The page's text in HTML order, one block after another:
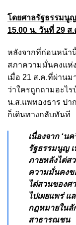
โดยศาลรัฐธรรมนู
15.00 น. วันที่ 29 ส
หลังจากที่ก่อนหน้า
สภาความมั่นคงแห่
เมื่อ 21 ส.ค.ที่ผ่าน
ว่าใครถูกถามอะไร
น.ส.แพทองธาร ปา
ก็เดินทางกลับทันที
เนื่องจาก ‘น
รัฐธรรมนูญ
ภายหลังไต่ส
ความมั่นคงข
ไต่สวนของศ
ไปเผยแพร่ แ
กฎหมายในลั
สาธารณชน